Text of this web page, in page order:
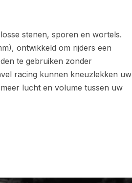
stenen, sporen en wortels.
ontwikkeld om rijders een
te gebruiken zonder
racing kunnen kneuzlekken uw
lucht en volume tussen uw